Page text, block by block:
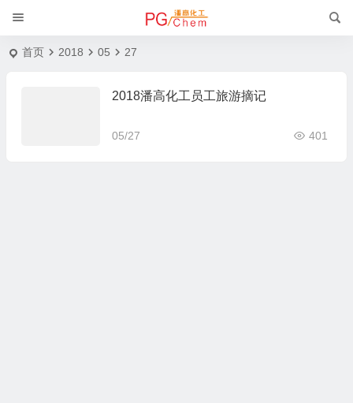
首页 2018 05 27
2018潘高化工员工旅游摘记
05/27 401